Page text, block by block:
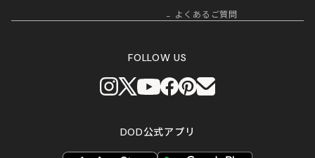
よくあるご質問
FOLLOW US
DOD公式アプリ